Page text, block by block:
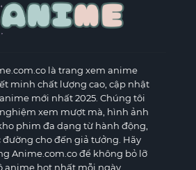
là trang xem anime
minh chất lượng cao, cập nhật
mới nhất 2025. Chúng tôi
xem mượt mà, hình ảnh
phim đa dạng từ hành động,
đường cho đến giả tưởng. Hãy
Anime.com.co để không bỏ lỡ
anime hot nhất mỗi ngày.